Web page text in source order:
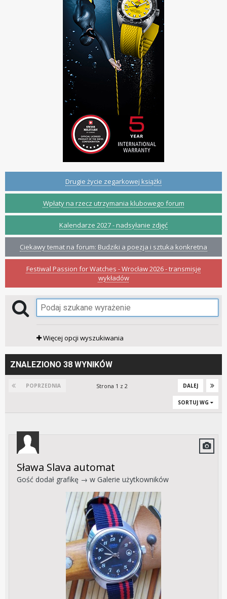
Drugie życie zegarkowej książki
Wpłaty na rzecz utrzymania klubowego forum
Kalendarze 2027 - nadsyłanie zdjęć
Ciekawy temat na forum: Budziki a poezja i sztuka konkretna
Festiwal Passion for Watches - Wrocław 2026 - transmisje
wykładów
Więcej opcji wyszukiwania
ZNALEZIONO 38 WYNIKÓW
POPRZEDNIA DALEJ
Strona 1 z 2
SORTUJ WG
Sława Slava automat
Gość dodał grafikę → w Galerie użytkowników